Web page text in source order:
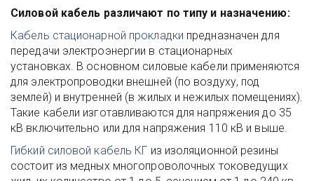
Силовой кабель различают по типу и назначению:
Кабель стационарной прокладки предназначен для
передачи электроэнергии в стационарных
установках. В основном силовые кабели применяются
для электропроводки внешней (по воздуху, под
землей) и внутренней (в жилых и нежилых помещениях).
Такие кабели изготавливаются для напряжения до 35
кВ включительно или для напряжения 110 кВ и выше.
Гибкий силовой кабель КГ из изоляционной резины
состоит из медных многопроволочных токоведущих